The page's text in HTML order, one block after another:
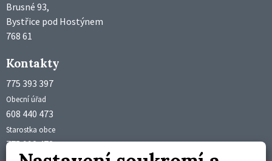
Brusné 93,
Bystřice pod Hostýnem
768 61
Kontakty
775 393 397
Obecní úřad
608 440 473
Starostka obce
775 992 473